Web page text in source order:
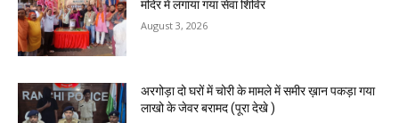
मंदिर में लगाया गया सेवा शिविर
August 3, 2026
अरगोड़ा दो घरों में चोरी के मामले में समीर ख़ान पकड़ा गया
लाखो के जेवर बरामद (पूरा देखे )